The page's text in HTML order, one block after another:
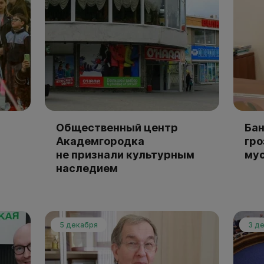
Общественный центр
Академгородка
не признали культурным
наследием
5 декабря 3